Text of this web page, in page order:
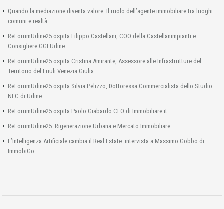
Quando la mediazione diventa valore. Il ruolo dell’agente immobiliare tra luoghi
comuni e realtà
ReForumUdine25 ospita Filippo Castellani, COO della Castellanimpianti e
Consigliere GGI Udine
ReForumUdine25 ospita Cristina Amirante, Assessore alle Infrastrutture del
Territorio del Friuli Venezia Giulia
ReForumUdine25 ospita Silvia Pelizzo, Dottoressa Commercialista dello Studio
NEC di Udine
ReForumUdine25 ospita Paolo Giabardo CEO di Immobiliare.it
ReForumUdine25: Rigenerazione Urbana e Mercato Immobiliare
L’Intelligenza Artificiale cambia il Real Estate: intervista a Massimo Gobbo di
ImmobiGo